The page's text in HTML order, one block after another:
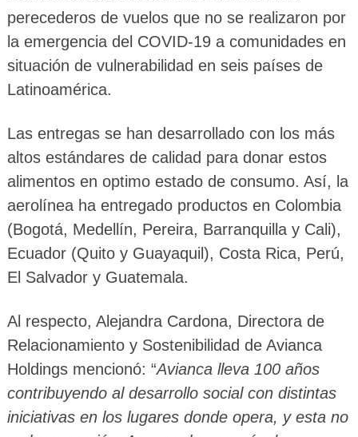
perecederos de vuelos que no se realizaron por
la emergencia del COVID-19 a comunidades en
situación de vulnerabilidad en seis países de
Latinoamérica.
Las entregas se han desarrollado con los más
altos estándares de calidad para donar estos
alimentos en optimo estado de consumo. Así, la
aerolínea ha entregado productos en Colombia
(Bogotá, Medellín, Pereira, Barranquilla y Cali),
Ecuador (Quito y Guayaquil), Costa Rica, Perú,
El Salvador y Guatemala.
Al respecto, Alejandra Cardona, Directora de
Relacionamiento y Sostenibilidad de Avianca
Holdings mencionó: “Avianca lleva 100 años
contribuyendo al desarrollo social con distintas
iniciativas en los lugares donde opera, y esta no